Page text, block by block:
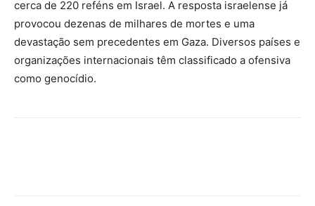
cerca de 220 reféns em Israel. A resposta israelense já
provocou dezenas de milhares de mortes e uma
devastação sem precedentes em Gaza. Diversos países e
organizações internacionais têm classificado a ofensiva
como genocídio.